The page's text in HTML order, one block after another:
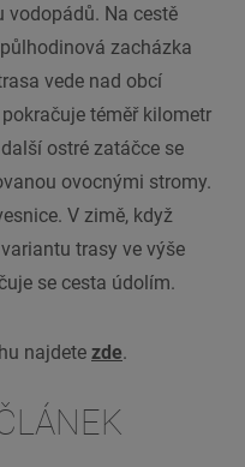
Na cestě
zacházka
vede nad obcí
téměř kilometr
ostré zatáčce se
ovocnými stromy.
V zimě, když
trasy ve výše
se cesta údolím.
najdete zde.